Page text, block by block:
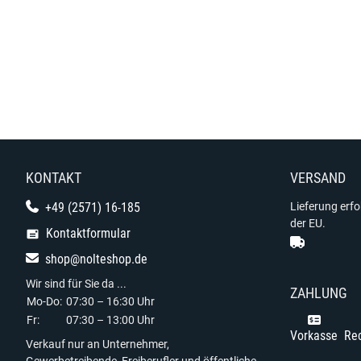
KONTAKT
+49 (2571) 16-185
Kontaktformular
shop@nolteshop.de
Wir sind für Sie da ...
Mo-Do: 07:30 – 16:30 Uhr
Fr:
07:30 – 13:00 Uhr
Verkauf nur an Unternehmer,
VERSAND
Lieferung
der EU.
ZAHLUNG
Vorkasse